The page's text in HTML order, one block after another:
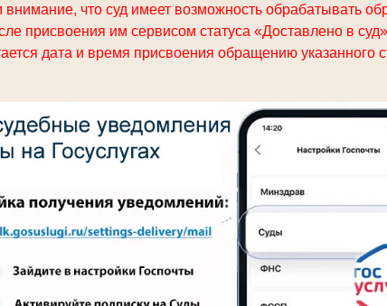
что суд имеет возможность обрабатывать
присвоения им сервисом статуса «Доставлено в
дата и время присвоения обращению указанного